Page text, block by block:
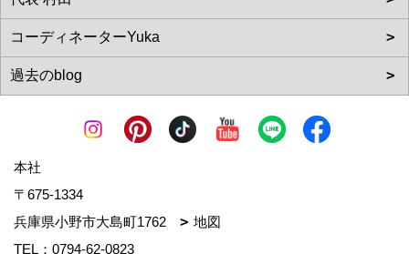
本社
〒675-1334
兵庫県小野市大島町1762
地図
TEL： 0794-62-0823